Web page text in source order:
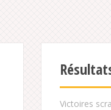
Victoires